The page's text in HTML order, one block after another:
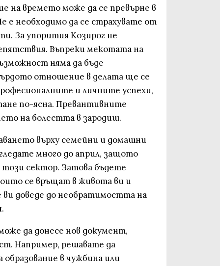
на времето може да се превърне в
е необходимо да се страхувате от
За упорития Козирог не
Въпреки мекотата на
няма да бъде
отношение в делата ще се
и личните успехи,
по-ясна. Превантивните
на болестта в зародиш.
върху семейни и домашни
много до април, защото
сектор. Затова бъдете
се връщат в живота ви и
доведе до необратимостта на
да донесе нов документ,
Например, решавате да
в чужбина или